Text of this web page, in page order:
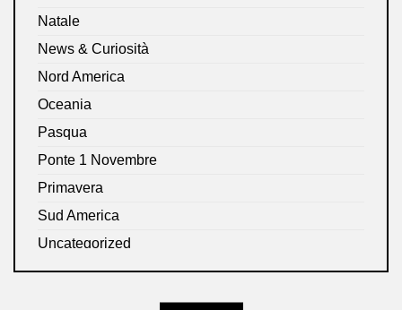
Natale
News & Curiosità
Nord America
Oceania
Pasqua
Ponte 1 Novembre
Primavera
Sud America
Uncategorized